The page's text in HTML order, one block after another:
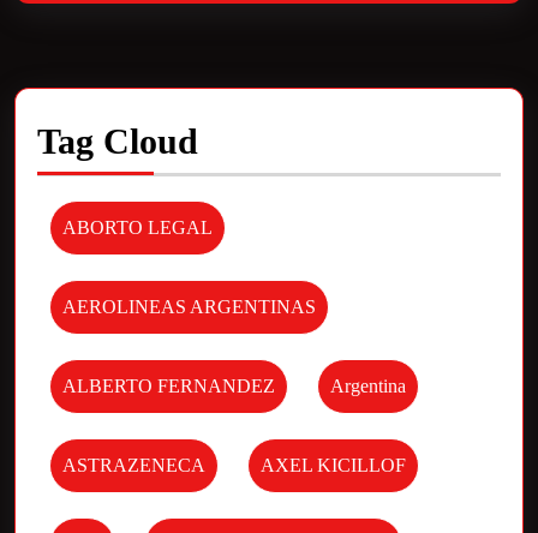
Tag Cloud
ABORTO LEGAL
AEROLINEAS ARGENTINAS
ALBERTO FERNANDEZ Argentina
ASTRAZENECA AXEL KICILLOF